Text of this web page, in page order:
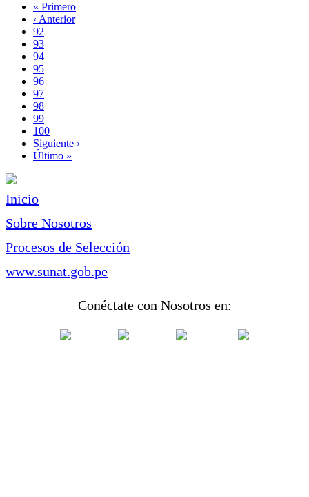
Paginación
Primera
página
« Primero
Página
anterior
‹ Anterior
Page
92
Page
93
Page
94
Page
95
Página
actual
96
Page
97
Page
98
Page
99
Page
100
Siguiente
página
Siguiente ›
Última
Último »
Inicio
Sobre Nosotros
Procesos de Selección
www.sunat.gob.pe
Conéctate con Nosotros en: